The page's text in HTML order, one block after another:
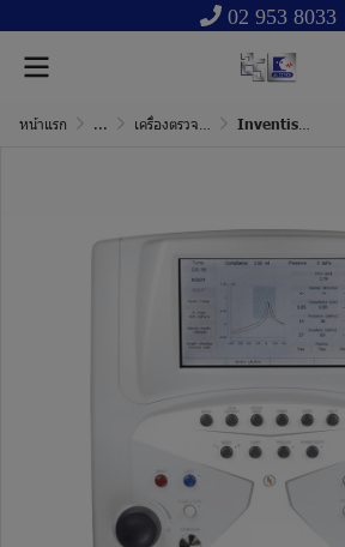
02 953 8033
หน้าแรก ... เครื่องตรวจวินิจฉัยการทำงานของหูชั้นกลาง Inventis Clarinet